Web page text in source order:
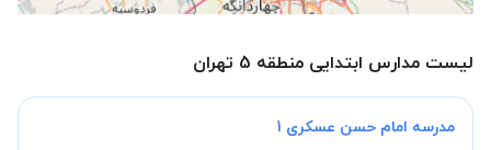
لیست مدارس ابتدایی منطقه 5 تهران
مدرسه امام حسن عسکری 1